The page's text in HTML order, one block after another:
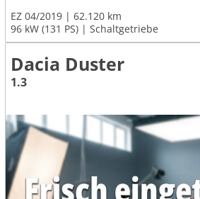
EZ 04/2019
62.120 km
96 kW (131 PS)
Schaltgetriebe
Dacia Duster
1.3